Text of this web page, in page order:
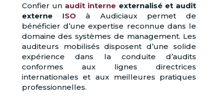
Confier un audit interne externalisé et audit
externe ISO à Audiciaux permet de
bénéficier d’une expertise reconnue dans le
domaine des systèmes de management. Les
auditeurs mobilisés disposent d’une solide
expérience dans la conduite d’audits
conformes aux lignes directrices
internationales et aux meilleures pratiques
professionnelles.